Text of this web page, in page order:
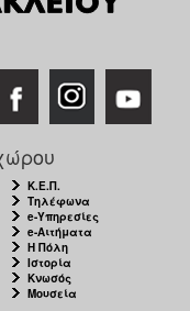
Κ.Ε.Π.
Τηλέφωνα
e-Υπηρεσίες
e-Αιτήματα
Η Πόλη
Ιστορία
Κνωσός
Μουσεία